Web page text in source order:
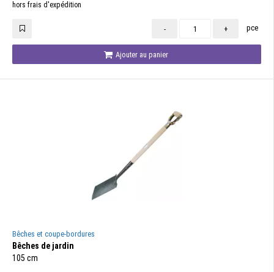
hors frais d'expédition
- + pce
Ajouter au panier
Bêches et coupe-bordures
Bêches de jardin
105 cm